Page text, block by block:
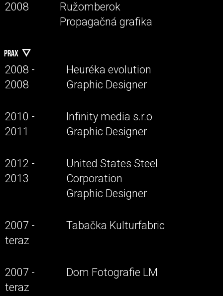
2008
Ružomberok
Propagačná grafika
PRAX
2008 -
2008
Heuréka evolution
Graphic Designer
2010 -
2011
Infinity media s.r.o
Graphic Designer
2012 -
2013
United States Steel
Corporation
Graphic Designer
2007 -
teraz
Tabačka Kulturfabric
2007 -
teraz
Dom Fotografie LM